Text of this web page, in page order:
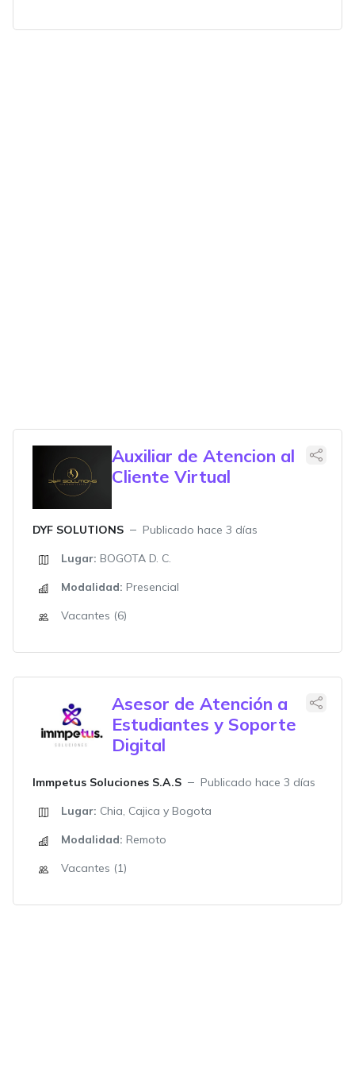
Auxiliar de Atencion al
Cliente Virtual
DYF SOLUTIONS
Publicado hace 3 días
Lugar: BOGOTA D. C.
Modalidad: Presencial
Vacantes (6)
Asesor de Atención a
Estudiantes y Soporte
Digital
Immpetus Soluciones S.A.S
Publicado hace 3 días
Lugar: Chia, Cajica y Bogota
Modalidad: Remoto
Vacantes (1)